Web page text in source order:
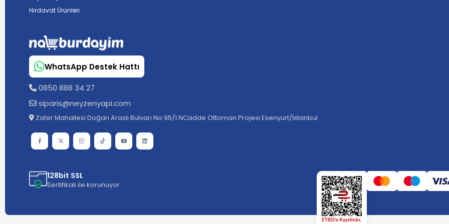
Hırdavat Ürünleri
WhatsApp Destek Hattı
0850 888 34 27
siparis@neyzenyapi.com
Zafer Mahallesi Doğan Araslı Bulvarı No:95/1 NCadde Ottoman Projesi Esenyurt/İstanbul
128bit SSL
Sertifikalı ile korunuyor